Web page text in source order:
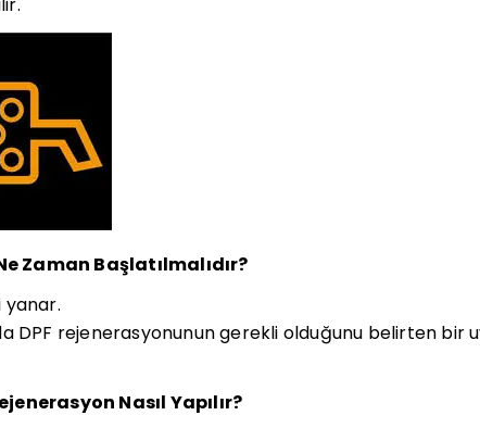
Zaman Başlatılmalıdır?
yanar.
DPF rejenerasyonunun gerekli olduğunu belirten bir
Nasıl Yapılır?